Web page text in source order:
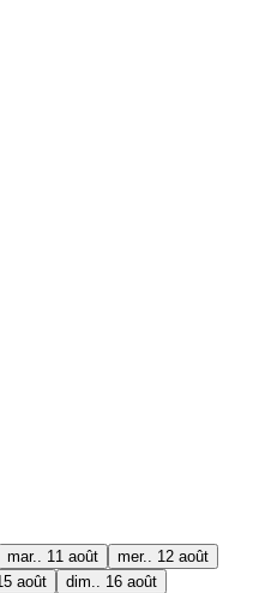
mar.. 11 août
mer.. 12 août
août
dim.. 16 août